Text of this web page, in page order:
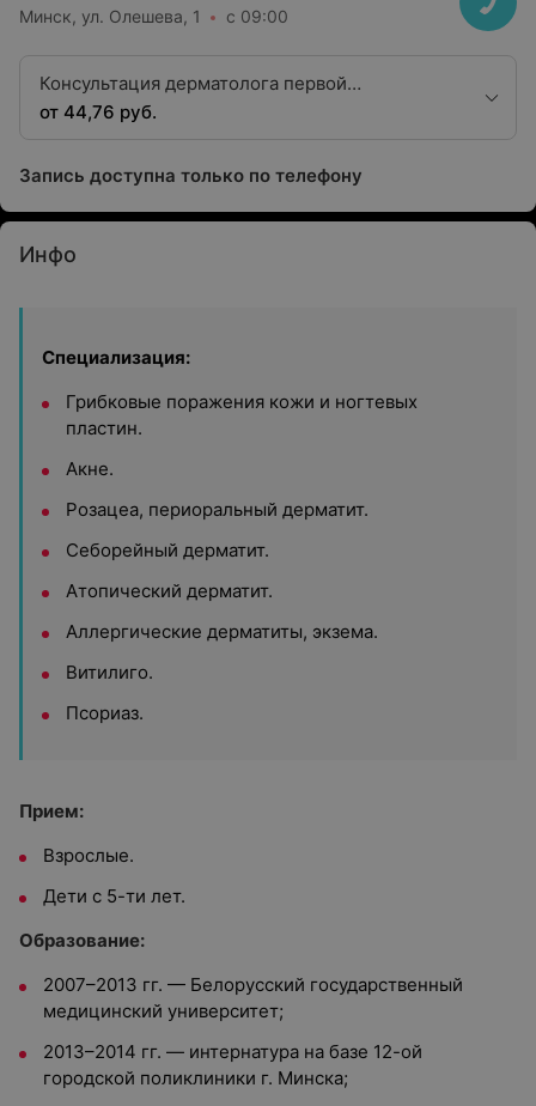
Минск, ул. Олешева, 1 с 09:00
Консультация дерматолога первой
квалификационной категории
от 44,76 руб.
Запись доступна только по телефону
Инфо
Специализация:
Грибковые поражения кожи и ногтевых
пластин.
Акне.
Розацеа, периоральный дерматит.
Себорейный дерматит.
Атопический дерматит.
Аллергические дерматиты, экзема.
Витилиго.
Псориаз.
Прием:
Взрослые.
Дети с 5-ти лет.
Образование:
2007–2013 гг. — Белорусский государственный
медицинский университет;
2013–2014 гг. — интернатура на базе 12-ой
городской поликлиники г. Минска;